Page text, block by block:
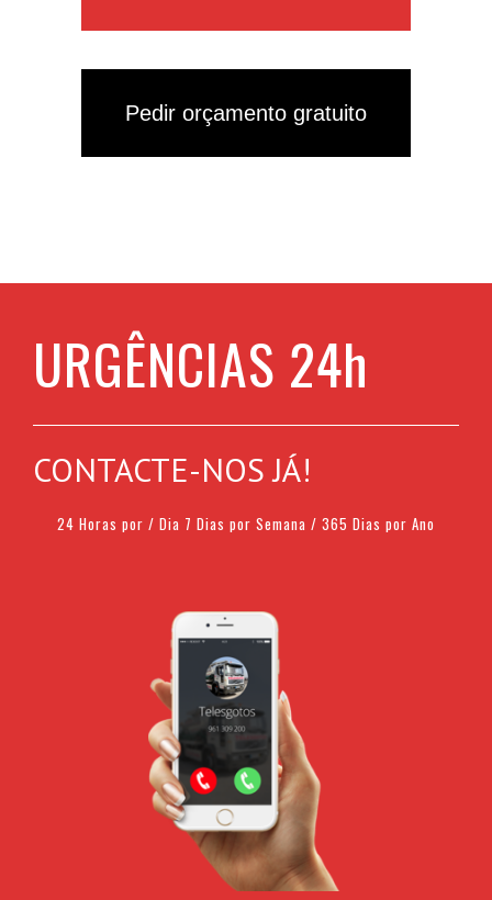
Pedir orçamento gratuito
URGÊNCIAS 24h
CONTACTE-NOS JÁ!
24 Horas por / Dia 7 Dias por Semana / 365 Dias por Ano